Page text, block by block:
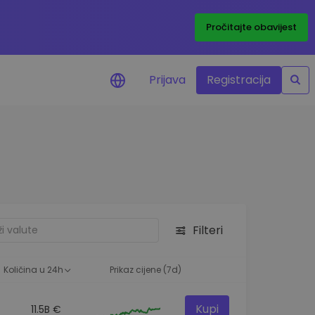
Pročitajte obavijest
Prijava Registracija
Filteri
Količina u 24h Prikaz cijene (7d)
11.5B € Kupi